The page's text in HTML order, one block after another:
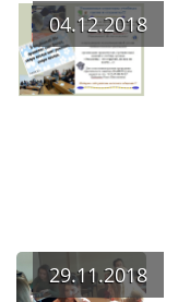
04.12.2018
29.11.2018